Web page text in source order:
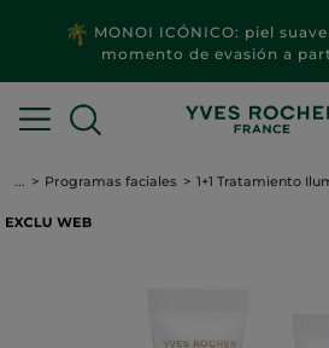
MONOI ICÓNICO: piel
momento de evasión a
... Programas faciales 1+1 Tratamiento